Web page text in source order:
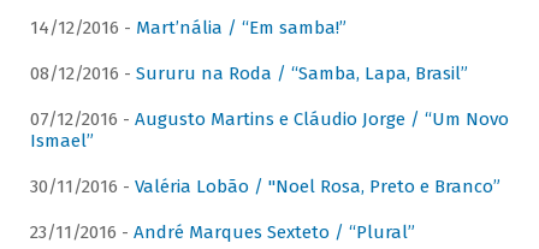
14/12/2016 - Mart’nália / “Em samba!”
08/12/2016 - Sururu na Roda / “Samba, Lapa, Brasil”
07/12/2016 - Augusto Martins e Cláudio Jorge / “Um Novo
Ismael”
30/11/2016 - Valéria Lobão / "Noel Rosa, Preto e Branco”
23/11/2016 - André Marques Sexteto / “Plural”